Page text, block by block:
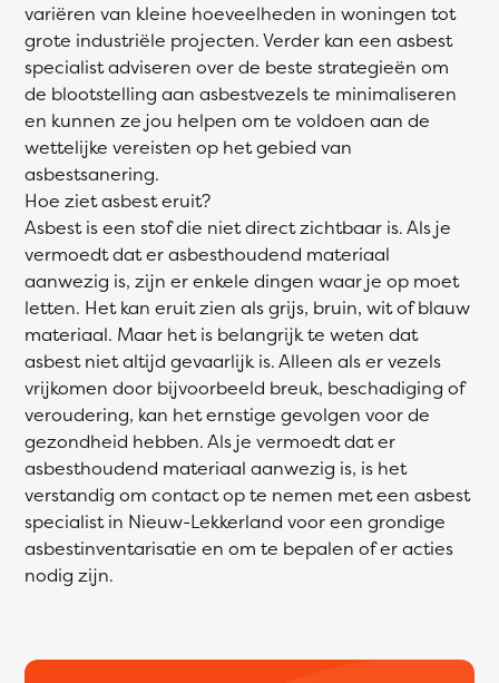
variëren van kleine hoeveelheden in woningen tot
grote industriële projecten. Verder kan een asbest
specialist adviseren over de beste strategieën om
de blootstelling aan asbestvezels te minimaliseren
en kunnen ze jou helpen om te voldoen aan de
wettelijke vereisten op het gebied van
asbestsanering.
Hoe ziet asbest eruit?
Asbest is een stof die niet direct zichtbaar is. Als je
vermoedt dat er asbesthoudend materiaal
aanwezig is, zijn er enkele dingen waar je op moet
letten. Het kan eruit zien als grijs, bruin, wit of blauw
materiaal. Maar het is belangrijk te weten dat
asbest niet altijd gevaarlijk is. Alleen als er vezels
vrijkomen door bijvoorbeeld breuk, beschadiging of
veroudering, kan het ernstige gevolgen voor de
gezondheid hebben. Als je vermoedt dat er
asbesthoudend materiaal aanwezig is, is het
verstandig om contact op te nemen met een asbest
specialist in Nieuw-Lekkerland voor een grondige
asbestinventarisatie en om te bepalen of er acties
nodig zijn.